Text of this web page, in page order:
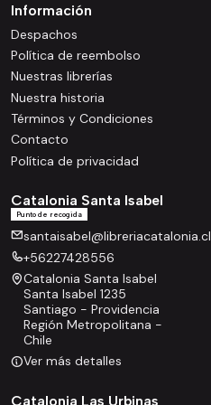
Información
Despachos
Política de reembolso
Nuestras librerías
Nuestra historia
Términos y Condiciones
Contacto
Política de privacidad
Catalonia Santa Isabel
Punto de recogida
santaisabel@libreriacatalonia.cl
+56227428556
Catalonia Santa Isabel
Santa Isabel 1235
Santiago - Providencia
Región Metropolitana -
Chile
Ver más detalles
Catalonia Las Urbinas